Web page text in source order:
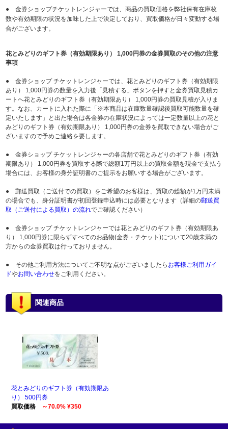
● 金券ショップチケットレンジャーでは、商品の買取価格を弊社保有在庫枚
数や有効期限の状況を加味した上で決定しており、買取価格が日々変動する場
合がございます。
花とみどりのギフト券（有効期限あり） 1,000円券の金券買取のその他の注意
事項
● 金券ショップ チケットレンジャーでは、花とみどりのギフト券（有効期限
あり） 1,000円券の数量を入力後「見積する」ボタンを押すと金券買取見積カ
ートへ花とみどりのギフト券（有効期限あり） 1,000円券の買取見積が入りま
す。なお、カートに入れた際に「※本商品は在庫数量確認後買取可能数量を確
定いたします」と出た場合は各金券の在庫状況によっては一定数量以上の花と
みどりのギフト券（有効期限あり） 1,000円券の金券を買取できない場合がご
ざいますので予めご連絡を要します。
● 金券ショップ チケットレンジャーの各店舗で花とみどりのギフト券（有効
期限あり） 1,000円券を買取する際で総額1万円以上の買取金額を現金で支払う
場合には、お客様の身分証明書のご提示をお願いする場合がございます。
● 郵送買取（ご送付での買取）をご希望のお客様は、買取の総額が1万円未満
の場合でも、身分証明書が初回登録申込時には必要となります（詳細の郵送買
取（ご送付による買取）の流れでご確認ください）
● 金券ショップ チケットレンジャーでは花とみどりのギフト券（有効期限あ
り） 1,000円券に限らずすべてのお品物(金券・チケット)について20歳未満の
方からの金券買取は行っておりません。
● その他ご利用方法についてご不明な点がございましたら お客様ご利用ガイ
ドやお問い合わせをご利用ください。
関連商品
花とみどりのギフト券（有効期限あ
り） 500円券
買取価格
～70.0% ¥350